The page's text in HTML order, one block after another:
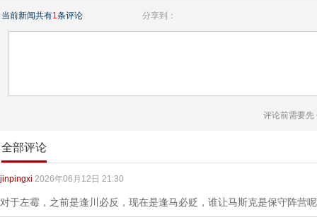
当前新闻共有1条评论 分享到：
评论前需要先
全部评论
jinpingxi 2026年06月12日 21:30
对于左霉，之前是逢川必反，现在是逢马必贬，谁让马斯克是保守阵营